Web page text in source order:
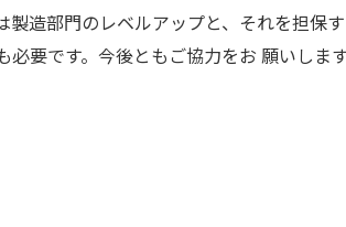
製造部門のレベルアップと、それを担保
要です。今後ともご協力をお 願いしま